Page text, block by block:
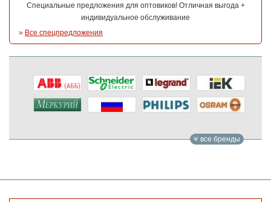
Специальные предложения для оптовиков! Отличная выгода +
индивидуальное обслуживание
» Все спецпредложения
все бренды